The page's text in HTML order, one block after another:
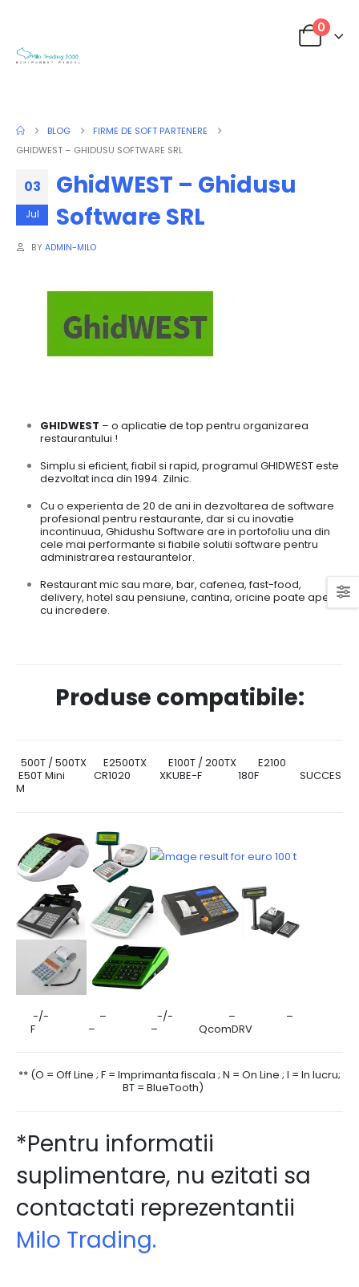
0
BLOG
FIRME DE SOFT PARTENERE
GHIDWEST – GHIDUSU SOFTWARE SRL
03
Jul
GhidWEST – Ghidusu
Software SRL
BY ADMIN-MILO
GHIDWEST – o aplicatie de top pentru organizarea
restaurantului !
Simplu si eficient, fiabil si rapid, programul GHIDWEST este
dezvoltat inca din 1994. Zilnic.
Cu o experienta de 20 de ani in dezvoltarea de software
profesional pentru restaurante, dar si cu inovatie
incontinuua, Ghidushu Software are in portofoliu una din
cele mai performante si fiabile solutii software pentru
administrarea restaurantelor.
Restaurant mic sau mare, bar, cafenea, fast-food,
delivery, hotel sau pensiune, cantina, oricine poate apela
cu incredere.
Produse compatibile:
500T / 500TX E2500TX E100T / 200TX E2100
E50T Mini CR1020 XKUBE-F 180F SUCCES
M
-/- – -/- – –
F – – QcomDRV
** (O = Off Line ; F = Imprimanta fiscala ; N = On Line ; I = In lucru;
BT = BlueTooth)
*Pentru informatii
suplimentare, nu ezitati sa
contactati reprezentantii
Milo Trading.